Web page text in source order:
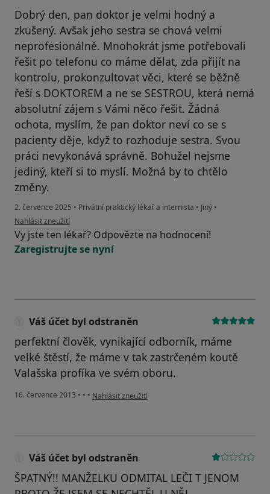
Dobrý den, pan doktor je velmi hodný a
zkušený. Avšak jeho sestra se chová velmi
neprofesionálně. Mnohokrát jsme potřebovali
řešit po telefonu co máme dělat, zda přijít na
kontrolu, prokonzultovat věci, které se běžně
řeší s DOKTOREM a ne se SESTROU, která nemá
absolutní zájem s Vámi něco řešit. Žádná
ochota, myslím, že pan doktor neví co se s
pacienty děje, když to rozhoduje sestra. Svou
práci nevykonává správně. Bohužel nejsme
jediný, kteří si to myslí. Možná by to chtělo
změny.
2. července 2025 • Privátní praktický lékař a internista • Jiný •
podle názoru uživatele Anonymní účastník
Nahlásit zneužití
Vy jste ten lékař? Odpovězte na hodnocení!
Zaregistrujte se nyní
Váš účet byl odstraněn
perfektní člověk, vynikající odborník, máme
velké štěstí, že máme v tak zastrčeném koutě
Valašska profíka ve svém oboru.
16. července 2013 • • • podle názoru uživatele Váš účet byl odstraněn
Nahlásit zneužití
Váš účet byl odstraněn
ŠPATNÝ!! MANŽELKU ODMITAL LEČI T JENOM